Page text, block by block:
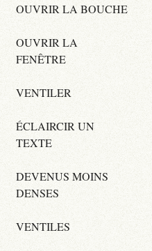
OUVRIR LA BOUCHE
OUVRIR LA
FENÊTRE
VENTILER
ÉCLAIRCIR UN
TEXTE
DEVENUS MOINS
DENSES
VENTILES